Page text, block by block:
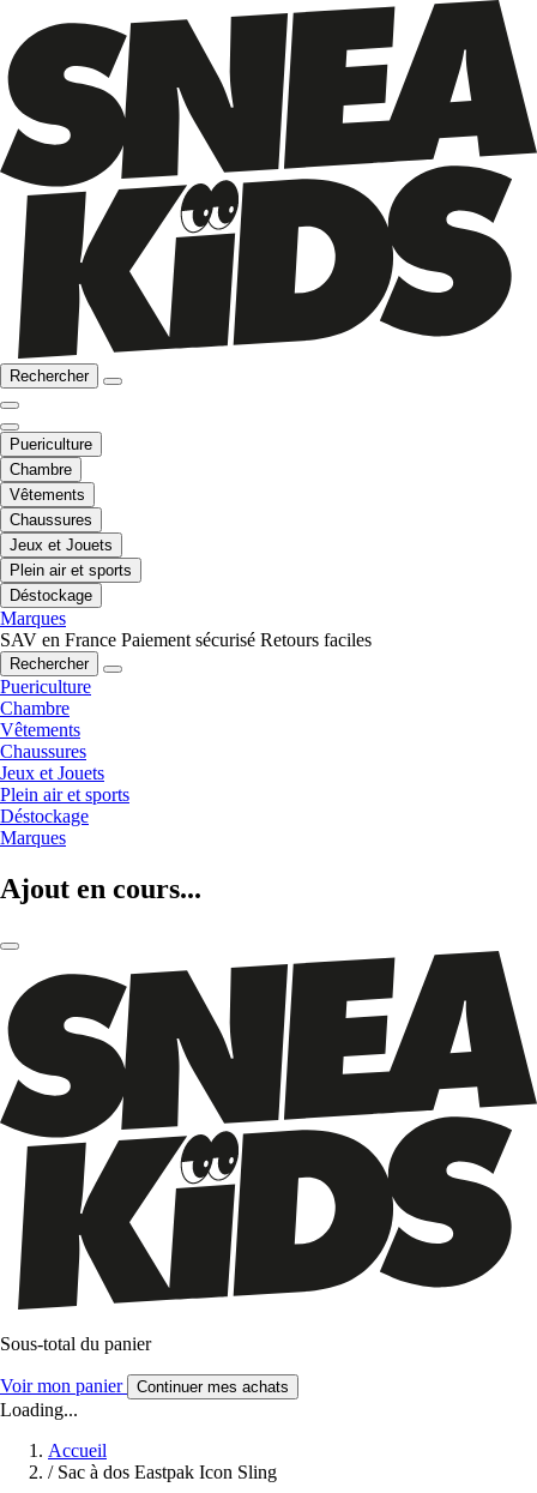
Rechercher
Puericulture
Chambre
Vêtements
Chaussures
Jeux et Jouets
Plein air et sports
Déstockage
Marques
SAV en France Paiement sécurisé Retours faciles
Rechercher
Puericulture
Chambre
Vêtements
Chaussures
Jeux et Jouets
Plein air et sports
Déstockage
Marques
Ajout en cours...
Sous-total du panier
Voir mon panier Continuer mes achats
Loading...
Accueil
/ Sac à dos Eastpak Icon Sling